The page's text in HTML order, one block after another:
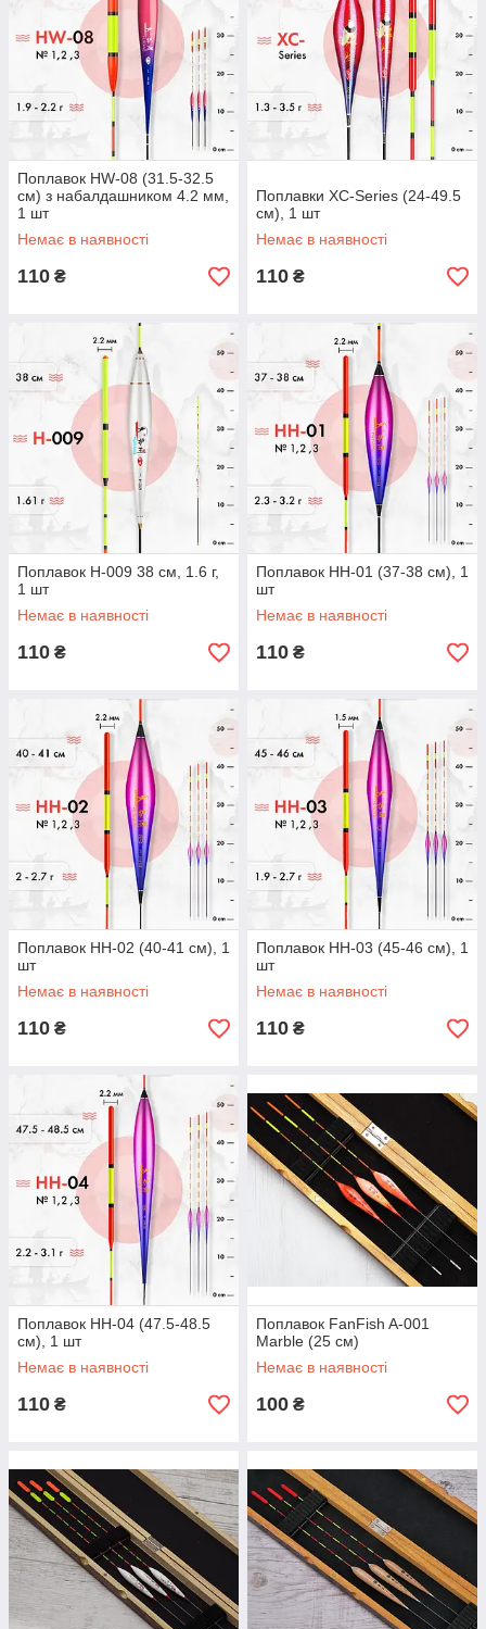
Поплавок HW-08 (31.5-32.5
см) з набалдашником 4.2 мм,
1 шт
Немає в наявності
110 ₴
Поплавки XC-Series (24-49.5
см), 1 шт
Немає в наявності
110 ₴
Поплавок H-009 38 см, 1.6 г,
1 шт
Немає в наявності
110 ₴
Поплавок HH-01 (37-38 см), 1
шт
Немає в наявності
110 ₴
Поплавок HH-02 (40-41 см), 1
шт
Немає в наявності
110 ₴
Поплавок HH-03 (45-46 см), 1
шт
Немає в наявності
110 ₴
Поплавок HH-04 (47.5-48.5
см), 1 шт
Немає в наявності
110 ₴
Поплавок FanFish A-001
Marble (25 см)
Немає в наявності
100 ₴